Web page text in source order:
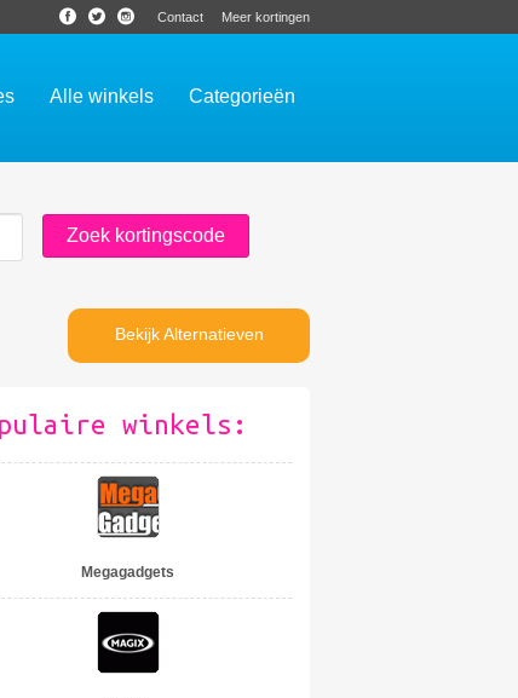
Contact Meer kortingen
Alle winkels Categorieën
Bekijk Alternatieven
winkels:
Megagadgets